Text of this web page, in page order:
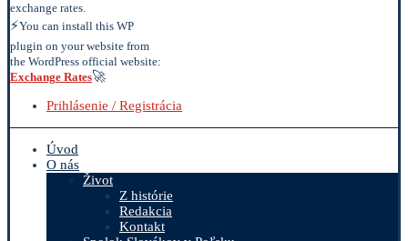
exchange rates.
⚡You can install this WP
plugin on your website from
the WordPress official website:
Exchange Rates🚀
Prihlásenie / Registrácia
Úvod
O nás
Život
Z histórie
Redakcia
Kontakt